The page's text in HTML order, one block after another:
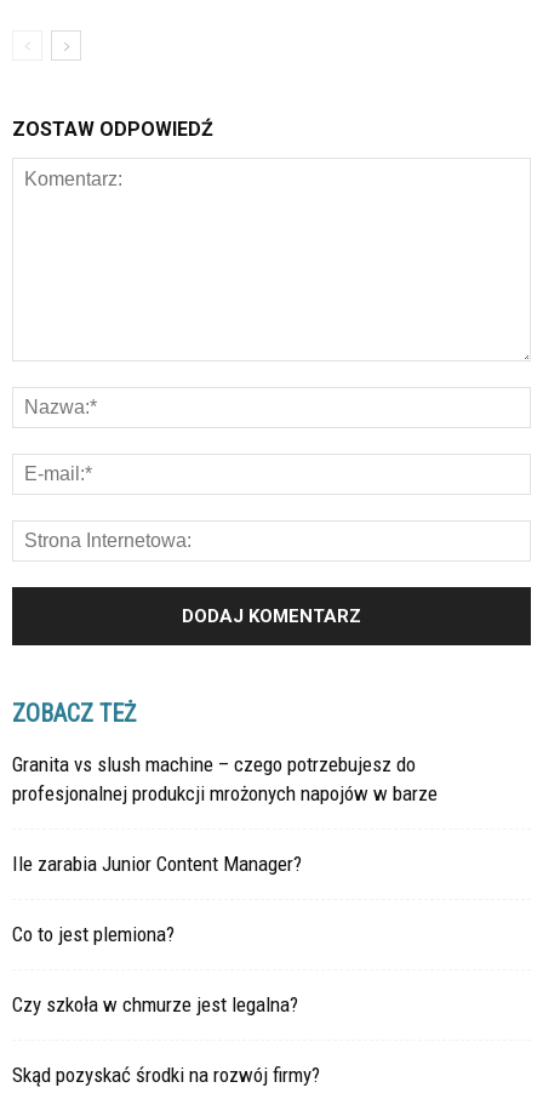
ZOSTAW ODPOWIEDŹ
ZOBACZ TEŻ
Granita vs slush machine – czego potrzebujesz do
profesjonalnej produkcji mrożonych napojów w barze
Ile zarabia Junior Content Manager?
Co to jest plemiona?
Czy szkoła w chmurze jest legalna?
Skąd pozyskać środki na rozwój firmy?